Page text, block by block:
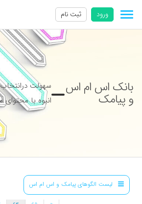
ورود ثبت نام
بانک اس ام اس
و پیامک
سهولت
انبوه با
لیست الگوهای پیامک و اس ام اس